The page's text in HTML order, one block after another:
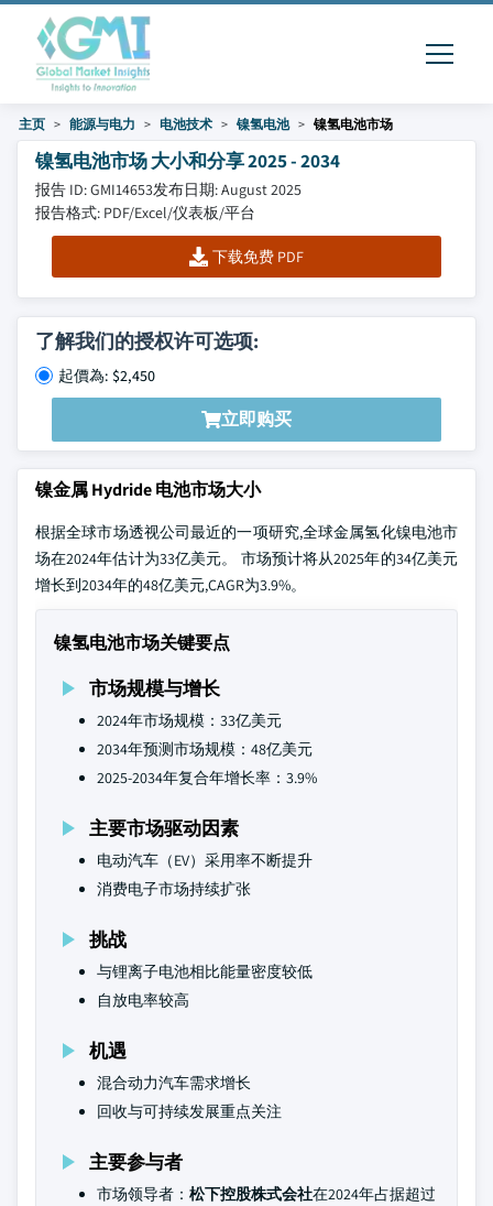
主页 能源与电力 电池技术 镍氢电池 镍氢电池市场
镍氢电池市场 大小和分享 2025 - 2034
报告 ID: GMI14653发布日期: August 2025
报告格式: PDF/Excel/仪表板/平台
下载免费 PDF
了解我们的授权许可选项:
起價為: $2,450
立即购买
镍金属 Hydride 电池市场大小
根据全球市场透视公司最近的一项研究,全球金属氢化镍电池市
场在2024年估计为33亿美元。 市场预计将从2025年的34亿美元
增长到2034年的48亿美元,CAGR为3.9%。
镍氢电池市场关键要点
市场规模与增长
2024年市场规模：33亿美元
2034年预测市场规模：48亿美元
2025-2034年复合年增长率：3.9%
主要市场驱动因素
电动汽车（EV）采用率不断提升
消费电子市场持续扩张
挑战
与锂离子电池相比能量密度较低
自放电率较高
机遇
混合动力汽车需求增长
回收与可持续发展重点关注
主要参与者
市场领导者： 松下控股株式会社在2024年占据超过